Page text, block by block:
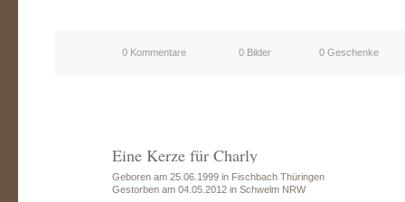
0 Kommentare 0 Bilder 0 Geschenke
Eine Kerze für Charly
Geboren am 25.06.1999 in Fischbach Thüringen
Gestorben am 04.05.2012 in Schwelm NRW